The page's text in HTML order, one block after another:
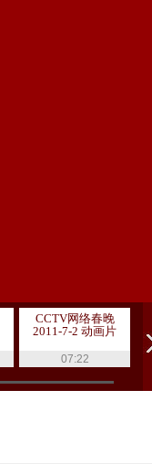
CCTV网络春晚
2011-7-2 动画片
07:22